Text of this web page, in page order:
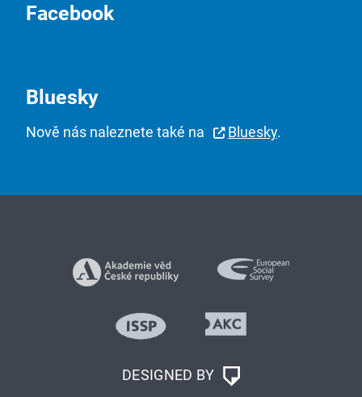
Facebook
Bluesky
Nově nás naleznete také na Bluesky.
DESIGNED BY